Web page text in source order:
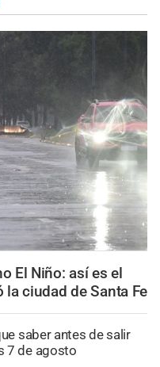
El Niño: así es el
ciudad de Santa Fe
saber antes de salir
7 de agosto